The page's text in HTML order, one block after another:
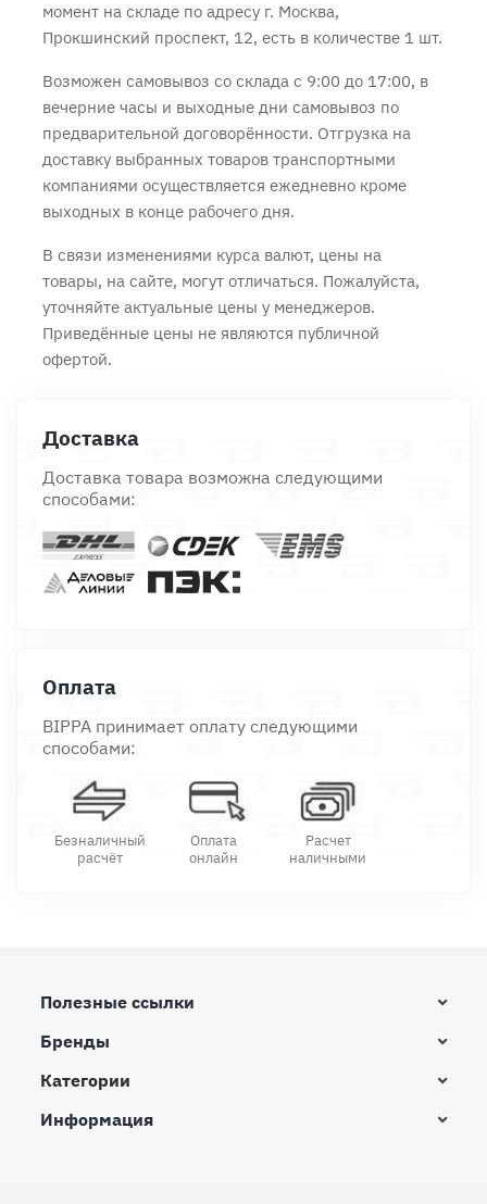
момент на складе по адресу г. Москва,
Прокшинский проспект, 12, есть в количестве 1 шт.
Возможен самовывоз со склада с 9:00 до 17:00, в
вечерние часы и выходные дни самовывоз по
предварительной договорённости. Отгрузка на
доставку выбранных товаров транспортными
компаниями осуществляется ежедневно кроме
выходных в конце рабочего дня.
В связи изменениями курса валют, цены на
товары, на сайте, могут отличаться. Пожалуйста,
уточняйте актуальные цены у менеджеров.
Приведённые цены не являются публичной
офертой.
Доставка
Доставка товара возможна следующими
способами:
Оплата
BIPPA принимает оплату следующими
способами:
Безналичный
расчёт
Оплата
онлайн
Расчет
наличными
Полезные ссылки
Бренды
Категории
Информация